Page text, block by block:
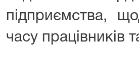
підприємства,
часу працівників